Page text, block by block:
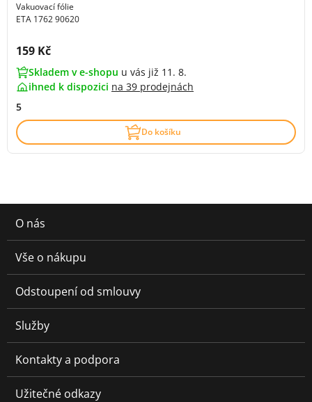
Vakuovací fólie
ETA 1762 90620
Cena s DPH:
159 Kč
Skladem v e-shopu u vás již 11. 8.
ihned k dispozici na 39 prodejnách
5
Do košíku
O nás
Vše o nákupu
Odstoupení od smlouvy
Služby
Kontakty a podpora
Užitečné odkazy